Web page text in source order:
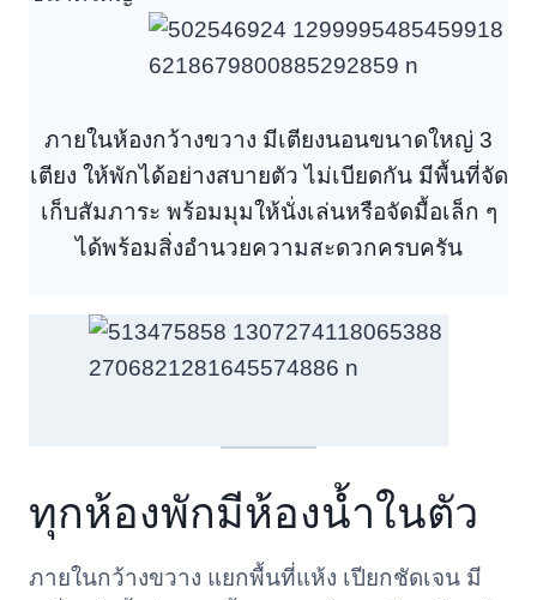
ภายในห้องกว้างขวาง มีเตียงนอนขนาดใหญ่ 3
เตียง ให้พักได้อย่างสบายตัว ไม่เบียดกัน มีพื้นที่จัด
เก็บสัมภาระ พร้อมมุมให้นั่งเล่นหรือจัดมื้อเล็ก ๆ
ได้พร้อมสิ่งอำนวยความสะดวกครบครัน
ทุกห้องพักมีห้องน้ำในตัว
ภายในกว้างขวาง แยกพื้นที่แห้ง เปียกชัดเจน มี